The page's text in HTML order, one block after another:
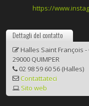
https://
Dettagli del contatto
Halles Saint François
29000 QUIMPER
02 98 59 60 56 (Halles)
Contattateci
Sito web